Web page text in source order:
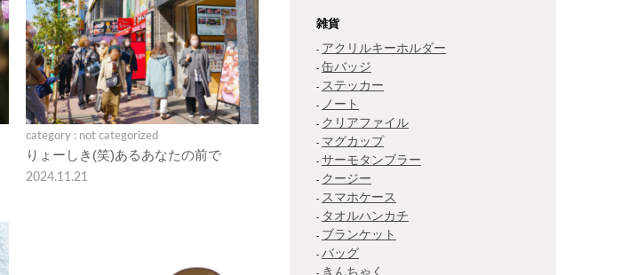
category : not categorized
りょーしき(笑)あるあなたの前で
2024.11.21
雑貨
アクリルキーホルダー
缶バッジ
ステッカー
ノート
クリアファイル
マグカップ
サーモタンブラー
クージー
スマホケース
タオルハンカチ
ブランケット
バッグ
きんちゃく